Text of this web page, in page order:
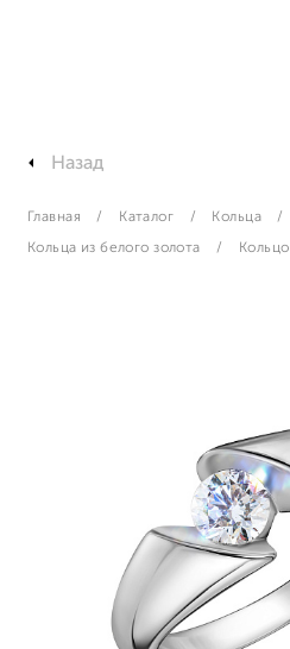
Назад
Главная Каталог Кольца
Кольца из белого золота Кольцо